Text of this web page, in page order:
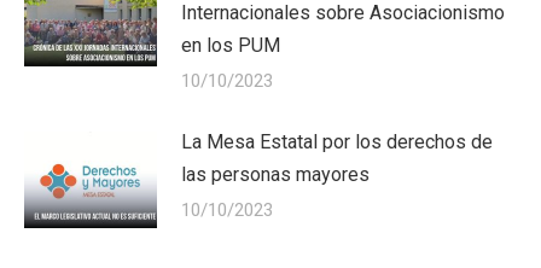
Internacionales sobre Asociacionismo
en los PUM
10/10/2023
La Mesa Estatal por los derechos de
las personas mayores
10/10/2023